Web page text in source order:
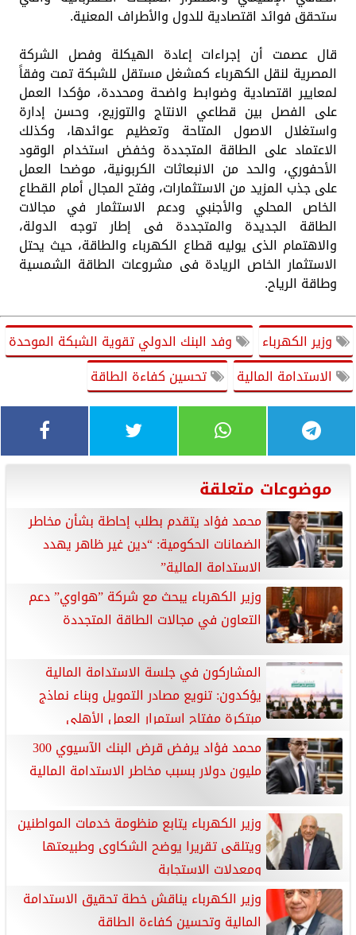
ستحقق فوائد اقتصادية للدول والأطراف المعنية.
قال عصمت أن إجراءات إعادة الهيكلة وفصل الشركة
المصرية لنقل الكهرباء كمشغل مستقل للشبكة تمت وفقاً
لمعايير اقتصادية وضوابط واضحة ومحددة، مؤكدا العمل
على الفصل بين قطاعي الانتاج والتوزيع، وحسن إدارة
واستغلال الاصول المتاحة وتعظيم عوائدها، وكذلك
الاعتماد على الطاقة المتجددة وخفض استخدام الوقود
الأحفوري، والحد من الانبعاثات الكربونية، موضحا العمل
على جذب المزيد من الاستثمارات، وفتح المجال أمام القطاع
الخاص المحلي والأجنبي ودعم الاستثمار في مجالات
الطاقة الجديدة والمتجددة فى إطار توجه الدولة،
والاهتمام الذى يوليه قطاع الكهرباء والطاقة، حيث يحتل
الاستثمار الخاص الريادة فى مشروعات الطاقة الشمسية
وطاقة الرياح.
وزير الكهرباء
وفد البنك الدولي تقوية الشبكة الموحدة
الاستدامة المالية
تحسين كفاءة الطاقة
موضوعات متعلقة
محمد فؤاد يتقدم بطلب إحاطة بشأن مخاطر
الضمانات الحكومية: “دين غير ظاهر يهدد
الاستدامة المالية”
وزير الكهرباء يبحث مع شركة ”هواوي” دعم
التعاون في مجالات الطاقة المتجددة
المشاركون في جلسة الاستدامة المالية
يؤكدون: تنويع مصادر التمويل وبناء نماذج
مبتكرة مفتاح استمرار العمل الأهلي
محمد فؤاد يرفض قرض البنك الآسيوي 300
مليون دولار بسبب مخاطر الاستدامة المالية
وزير الكهرباء يتابع منظومة خدمات المواطنين
ويتلقى تقريرا يوضح الشكاوى وطبيعتها
ومعدلات الاستجابة
وزير الكهرباء يناقش خطة تحقيق الاستدامة
المالية وتحسين كفاءة الطاقة